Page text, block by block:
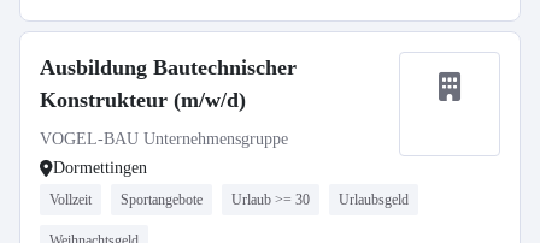
Ausbildung Bautechnischer
Konstrukteur (m/w/d)
VOGEL-BAU Unternehmensgruppe
Dormettingen
Vollzeit Sportangebote Urlaub >= 30 Urlaubsgeld